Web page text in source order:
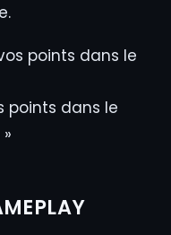
points dans le
points dans le